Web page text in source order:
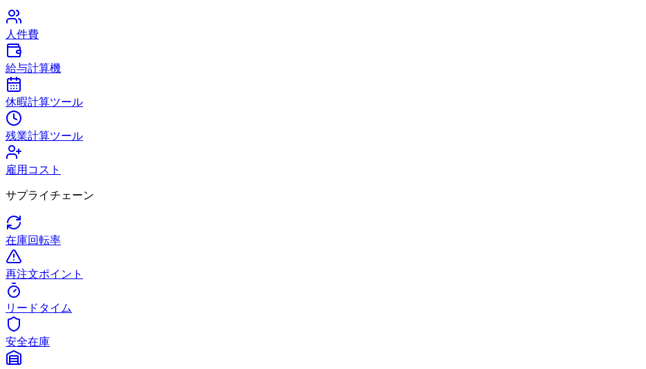
人件費
給与計算機
休暇計算ツール
残業計算ツール
雇用コスト
サプライチェーン
在庫回転率
再注文ポイント
リードタイム
安全在庫